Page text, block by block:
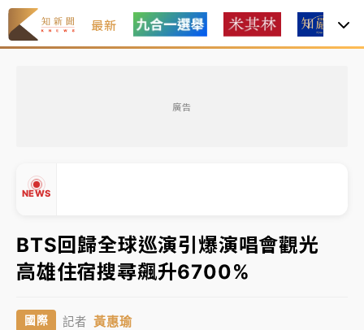
最新
廣告
NEWS
有片｜
連根拔起
中颱白海豚風雨來了！中部以北防豪雨 今晚、明天影
響最劇烈
白海豚逼近！北市水門只出不進 未移置車輛最高罰
BTS回歸全球巡演引爆演唱會觀光
高雄住宿搜尋飆升6700%
國際 記者 黃惠瑜